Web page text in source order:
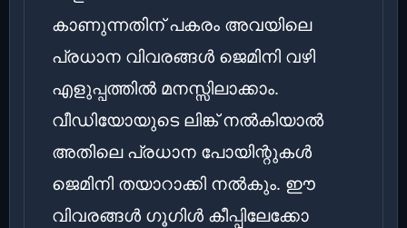
കാണുന്നതിന് പകരം അവയിലെ
പ്രധാന വിവരങ്ങൾ ജെമിനി വഴി
എളുപ്പത്തിൽ മനസ്സിലാക്കാം.
വീഡിയോയുടെ ലിങ്ക് നൽകിയാൽ
അതിലെ പ്രധാന പോയിന്റുകൾ
ജെമിനി തയാറാക്കി നൽകും. ഈ
വിവരങ്ങൾ ഗൂഗിൾ കീപ്പിലേക്കോ